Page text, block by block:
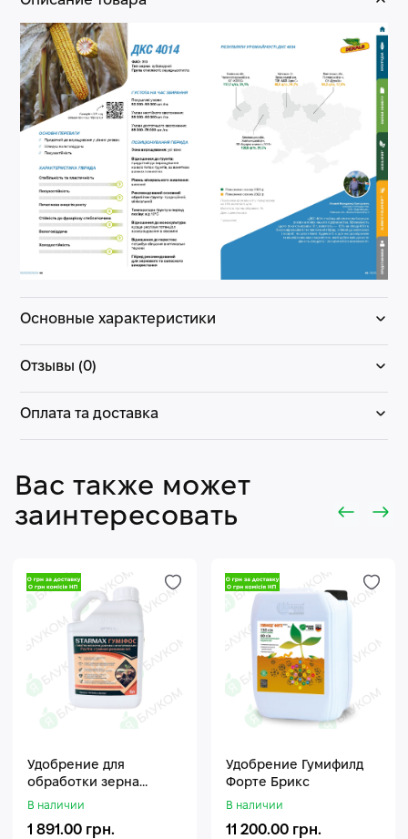
Основные характеристики
Отзывы (0)
Оплата та доставка
Вас также может
заинтересовать
Удобрение для
обработки зерна
Стармакс Гумифос
В наличии
1 891.00 грн.
Удобрение Гумифилд
Форте Брикс
В наличии
11 200.00 грн.